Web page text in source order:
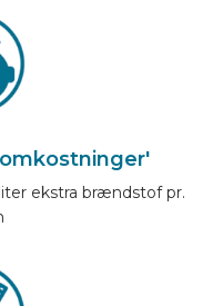
ekstra brændstof pr.